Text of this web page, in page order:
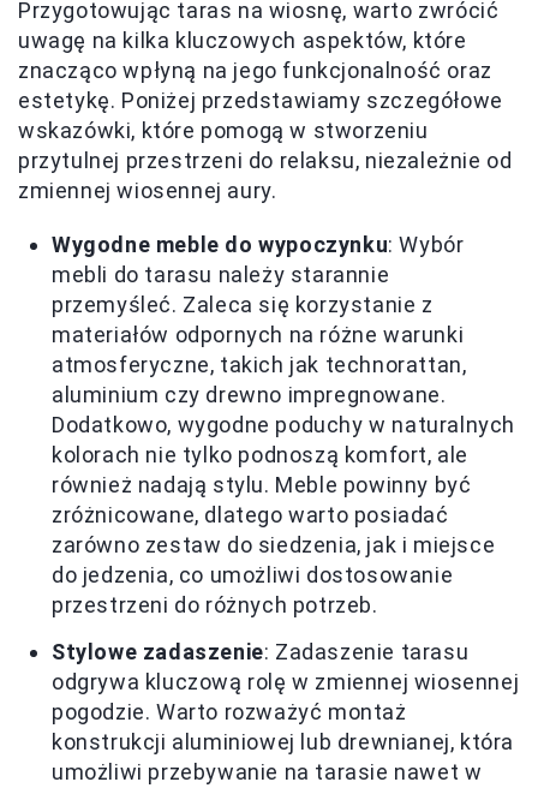
Przygotowując taras na wiosnę, warto zwrócić
uwagę na kilka kluczowych aspektów, które
znacząco wpłyną na jego funkcjonalność oraz
estetykę. Poniżej przedstawiamy szczegółowe
wskazówki, które pomogą w stworzeniu
przytulnej przestrzeni do relaksu, niezależnie od
zmiennej wiosennej aury.
Wygodne meble do wypoczynku: Wybór
mebli do tarasu należy starannie
przemyśleć. Zaleca się korzystanie z
materiałów odpornych na różne warunki
atmosferyczne, takich jak technorattan,
aluminium czy drewno impregnowane.
Dodatkowo, wygodne poduchy w naturalnych
kolorach nie tylko podnoszą komfort, ale
również nadają stylu. Meble powinny być
zróżnicowane, dlatego warto posiadać
zarówno zestaw do siedzenia, jak i miejsce
do jedzenia, co umożliwi dostosowanie
przestrzeni do różnych potrzeb.
Stylowe zadaszenie: Zadaszenie tarasu
odgrywa kluczową rolę w zmiennej wiosennej
pogodzie. Warto rozważyć montaż
konstrukcji aluminiowej lub drewnianej, która
umożliwi przebywanie na tarasie nawet w